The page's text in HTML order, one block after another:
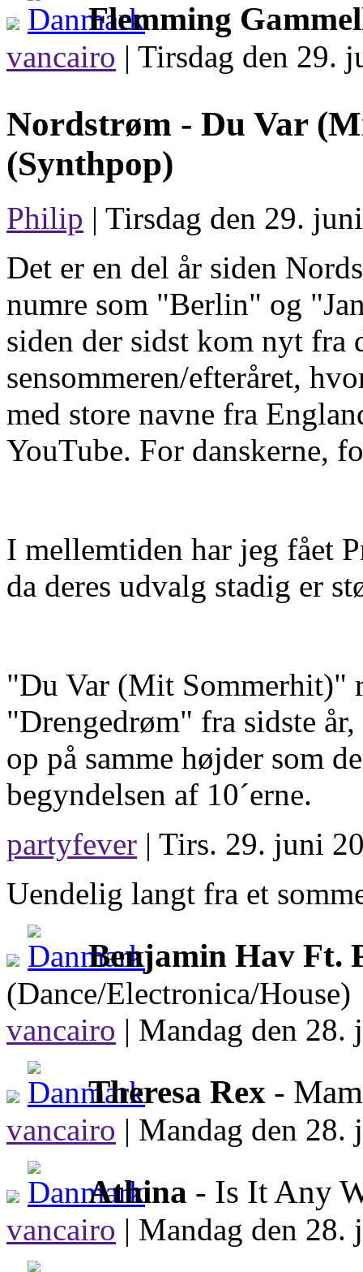
Flemming
vancairo | Tirsdag den 29.
Nordstrøm - Du Var
(Synthpop)
Philip | Tirsdag den 29.
Det er en del år siden
numre som "Berlin" og
siden der sidst kom nyt fra
sensommeren/efteråret,
med store navne fra
YouTube. For danskerne,
I mellemtiden har jeg fået
da deres udvalg stadig er
"Du Var (Mit Sommerhit)"
"Drengedrøm" fra sidste
op på samme højder som
begyndelsen af 10´erne.
partyfever | Tirs. 29. juni
Uendelig langt fra et
Benjamin Hav Ft.
(Dance/Electronica/House)
vancairo | Mandag den
Theresa Rex -
vancairo | Mandag den
Athina - Is It Any
vancairo | Mandag den